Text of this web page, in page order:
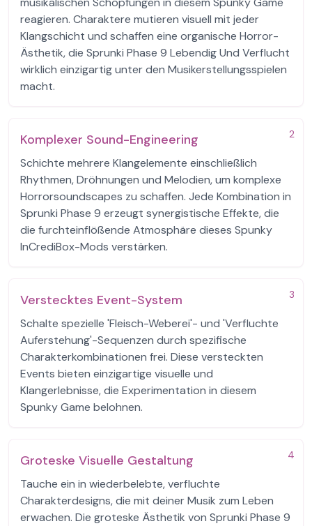
reagieren. Charaktere mutieren visuell mit jeder
Klangschicht und schaffen eine organische Horror-
Ästhetik, die Sprunki Phase 9 Lebendig Und Verflucht
wirklich einzigartig unter den Musikerstellungsspielen
macht.
2
Komplexer Sound-Engineering
Schichte mehrere Klangelemente einschließlich
Rhythmen, Dröhnungen und Melodien, um komplexe
Horrorsoundscapes zu schaffen. Jede Kombination in
Sprunki Phase 9 erzeugt synergistische Effekte, die
die furchteinflößende Atmosphäre dieses Spunky
InCrediBox-Mods verstärken.
3
Verstecktes Event-System
Schalte spezielle 'Fleisch-Weberei'- und 'Verfluchte
Auferstehung'-Sequenzen durch spezifische
Charakterkombinationen frei. Diese versteckten
Events bieten einzigartige visuelle und
Klangerlebnisse, die Experimentation in diesem
Spunky Game belohnen.
4
Groteske Visuelle Gestaltung
Tauche ein in wiederbelebte, verfluchte
Charakterdesigns, die mit deiner Musik zum Leben
erwachen. Die groteske Ästhetik von Sprunki Phase 9